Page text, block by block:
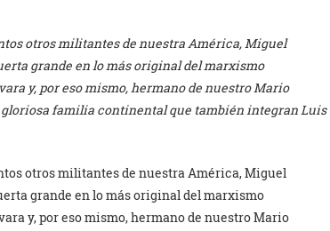
otros militantes de nuestra América, Miguel
grande en lo más original del marxismo
y, por eso mismo, hermano de nuestro Mario
gloriosa familia continental que también integran Luis
otros militantes de nuestra América, Miguel
grande en lo más original del marxismo
y, por eso mismo, hermano de nuestro Mario